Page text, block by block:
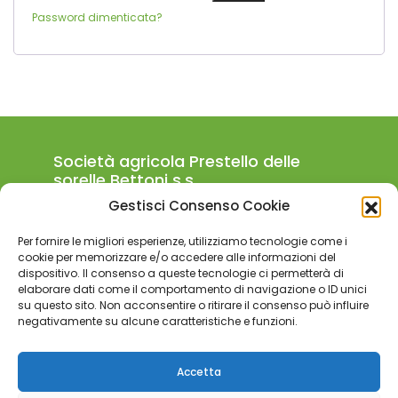
Gestisci Consenso Cookie
Per fornire le migliori esperienze, utilizziamo tecnologie come i
cookie per memorizzare e/o accedere alle informazioni del
dispositivo. Il consenso a queste tecnologie ci permetterà di
elaborare dati come il comportamento di navigazione o ID unici
su questo sito. Non acconsentire o ritirare il consenso può influire
negativamente su alcune caratteristiche e funzioni.
Accetta
Password dimenticata?
Società agricola Prestello delle
sorelle Bettoni s.s.
Località Prestello Borgo di Prestine
+39 324.840.4123
agricola.prestello@tiscali.it
Partita iva:04156750988
Codice REA:BS-592989
Informazioni aziendali